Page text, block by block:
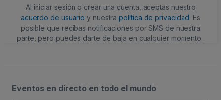
Al iniciar sesión o crear una cuenta, aceptas nuestro
acuerdo de usuario y nuestra política de privacidad. Es
posible que recibas notificaciones por SMS de nuestra
parte, pero puedes darte de baja en cualquier momento.
Eventos en directo en todo el mundo